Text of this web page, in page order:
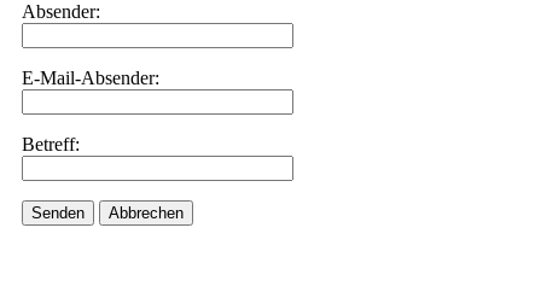
Absender:
E-Mail-Absender:
Betreff:
Senden Abbrechen